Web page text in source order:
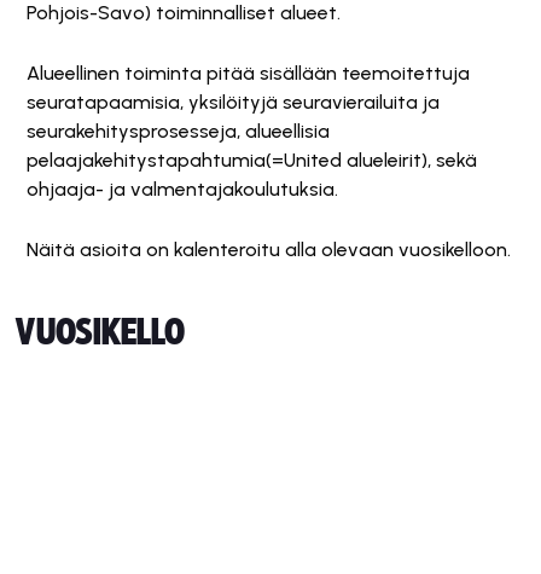
Pohjois-Savo) toiminnalliset alueet.
Alueellinen toiminta pitää sisällään teemoitettuja
seuratapaamisia, yksilöityjä seuravierailuita ja
seurakehitysprosesseja, alueellisia
pelaajakehitystapahtumia(=United alueleirit), sekä
ohjaaja- ja valmentajakoulutuksia.
Näitä asioita on kalenteroitu alla olevaan vuosikelloon.
VUOSIKELLO